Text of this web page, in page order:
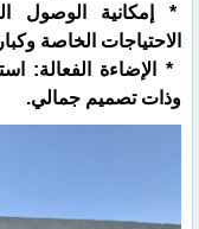
* إمكانية الوصول
الاحتياجات الخاصة
وذات تصميم جمالي.